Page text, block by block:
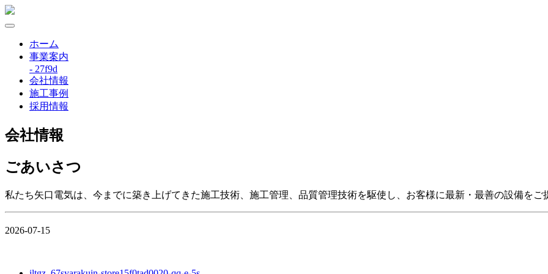
ホーム
事業案内
- 27f9d
会社情報
施工事例
採用情報
会社情報
ごあいさつ
私たち矢口電気は、今までに築き上げてきた施工技術、施工管理、品質管理技術を駆使し、お客様に最新・最善の設備をご
2026-07-15